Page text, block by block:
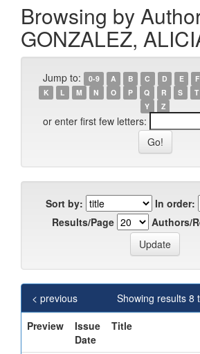
Browsing by
GONZALEZ,
Jump to: 0-9 A B C D E F
K
L M N O P Q R S T
Y
Z
or enter first few letters:
Sort by:
In order:
Results/Page
Authors/
Showing results 8
< previous
Preview
Issue
Date
Title